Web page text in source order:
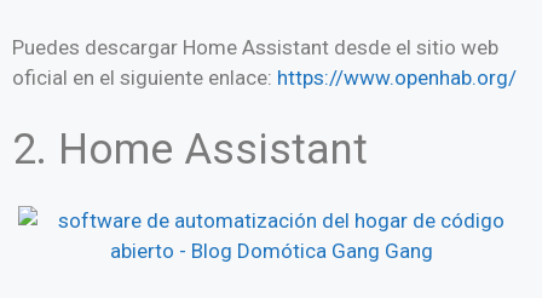
Puedes descargar Home Assistant desde el sitio web
oficial en el siguiente enlace: https://www.openhab.org/
2. Home Assistant